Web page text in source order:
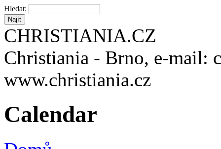
Hledat:
CHRISTIANIA.CZ
Christiania - Brno, e-mail:
www.christiania.cz
Calendar